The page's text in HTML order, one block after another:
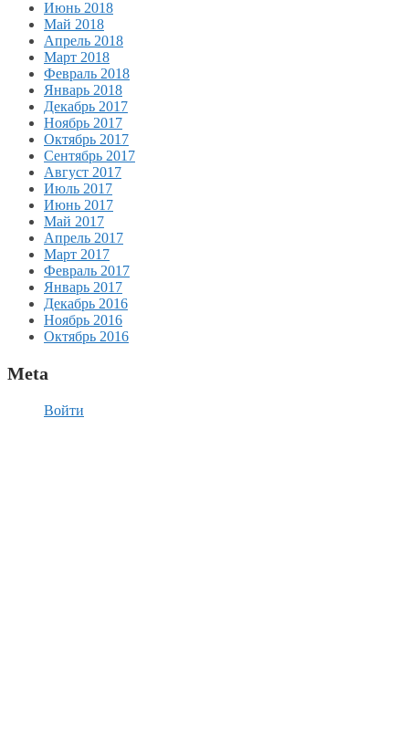
Июнь 2018
Май 2018
Апрель 2018
Март 2018
Февраль 2018
Январь 2018
Декабрь 2017
Ноябрь 2017
Октябрь 2017
Сентябрь 2017
Август 2017
Июль 2017
Июнь 2017
Май 2017
Апрель 2017
Март 2017
Февраль 2017
Январь 2017
Декабрь 2016
Ноябрь 2016
Октябрь 2016
Meta
Войти